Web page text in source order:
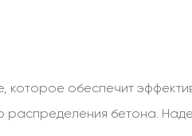
которое обеспечит
распределения бетона.